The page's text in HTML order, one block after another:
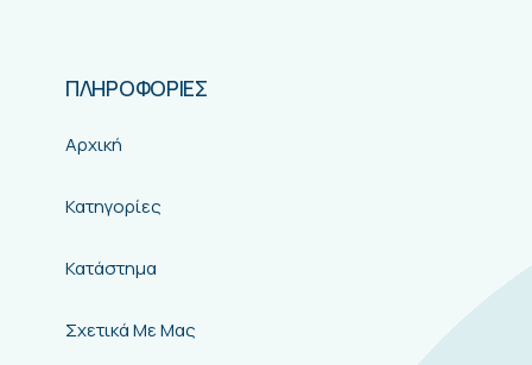
ΠΛΗΡΟΦΟΡΙΕΣ
Αρχική
Κατηγορίες
Κατάστημα
Σχετικά Με Μας